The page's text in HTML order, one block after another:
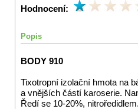
Hodnocení:
Popis
BODY 910
Tixotropní izolační hmota na
a vnějších částí karoserie.
Ředí se 10-20%,